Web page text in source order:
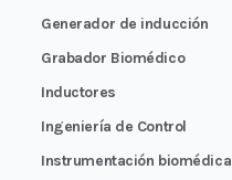
Generador de inducción
Grabador Biomédico
Inductores
Ingeniería de Control
Instrumentación biomédica